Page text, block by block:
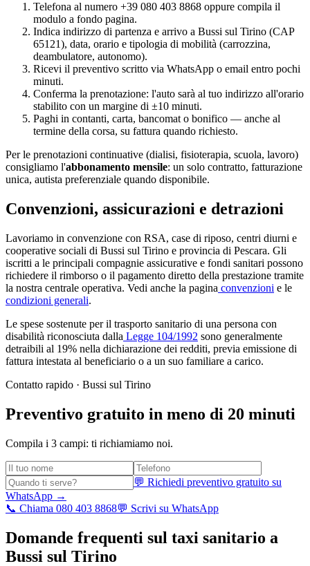
Telefona al numero +39 080 403 8868 oppure compila il
modulo a fondo pagina.
Indica indirizzo di partenza e arrivo a Bussi sul Tirino (CAP
65121), data, orario e tipologia di mobilità (carrozzina,
deambulatore, autonomo).
Ricevi il preventivo scritto via WhatsApp o email entro pochi
minuti.
Conferma la prenotazione: l'auto sarà al tuo indirizzo all'orario
stabilito con un margine di ±10 minuti.
Paghi in contanti, carta, bancomat o bonifico — anche al
termine della corsa, su fattura quando richiesto.
Per le prenotazioni continuative (dialisi, fisioterapia, scuola, lavoro)
consigliamo l'abbonamento mensile: un solo contratto, fatturazione
unica, autista preferenziale quando disponibile.
Convenzioni, assicurazioni e detrazioni
Lavoriamo in convenzione con RSA, case di riposo, centri diurni e
cooperative sociali di Bussi sul Tirino e provincia di Pescara. Gli
iscritti a le principali compagnie assicurative e fondi sanitari possono
richiedere il rimborso o il pagamento diretto della prestazione tramite
la nostra centrale operativa. Vedi anche la pagina convenzioni e le
condizioni generali.
Le spese sostenute per il trasporto sanitario di una persona con
disabilità riconosciuta dalla Legge 104/1992 sono generalmente
detraibili al 19% nella dichiarazione dei redditi, previa emissione di
fattura intestata al beneficiario o a un suo familiare a carico.
Contatto rapido · Bussi sul Tirino
Preventivo gratuito in meno di 20 minuti
Compila i 3 campi: ti richiamiamo noi.
💬 Richiedi preventivo gratuito su
WhatsApp →
📞 Chiama 080 403 8868💬 Scrivi su WhatsApp
Domande frequenti sul taxi sanitario a
Bussi sul Tirino